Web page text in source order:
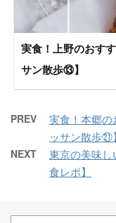
実食！上野のおす
サン散歩⑬】
PREV
実食！本郷の
ッサン散歩㉑】
NEXT
東京の美味
食レポ】